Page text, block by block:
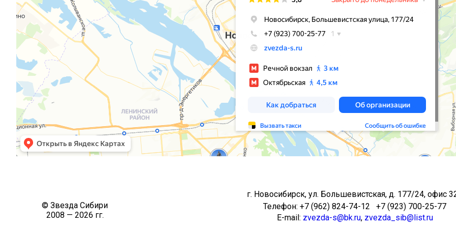
© Звезда Сибири
2008 — 2026 гг.
г. Новосибирск, ул. Большевистская, д. 177/24, офис
Телефон: +7 (962) 824-74-12 +7 (923) 700-25-77
E-mail: zvezda-s@bk.ru, zvezda_sib@list.ru